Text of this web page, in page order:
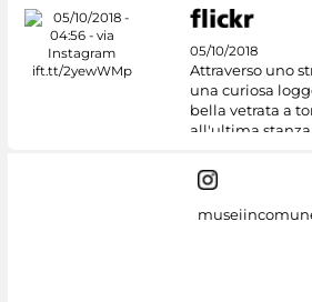
05/10/2018
Attraverso uno
una curiosa
bella vetrata a
all'ultima